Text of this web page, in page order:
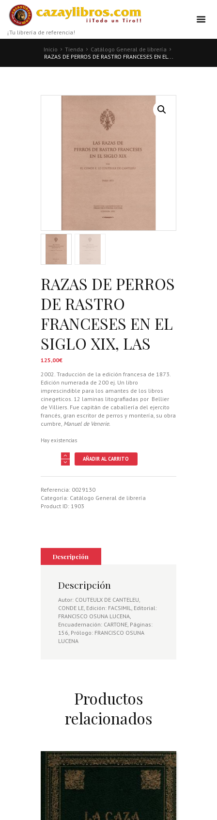
¡Tu librería de referencia!
Inicio Tienda
Catálogo General de librería
RAZAS DE PERROS DE RASTRO FRANCESES EN EL...
RAZAS DE PERROS
DE RASTRO
FRANCESES EN EL
SIGLO XIX, LAS
125,00€
2002. Traducción de la edición francesa de 1873.
Edición numerada de 200 ej. Un libro
imprescindible para los amantes de los libros
cinegeticos. 12 laminas litografiadas por Bellier
de Villiers. Fue capitán de caballería del ejercito
francés, gran escritor de perros y montería, su obra
cumbre, Manuel de Venerie.
Hay existencias
RASTRO
FRANCESES
EN
cantidad
AÑADIR AL CARRITO
Referencia: 0029130
Categoría: Catálogo General de librería
Product ID: 1903
Descripción
Descripción
Autor: COUTEULX DE CANTELEU,
CONDE LE, Edición: FACSIMIL, Editorial:
FRANCISCO OSUNA LUCENA,
Encuadernación: CARTONE, Páginas:
156, Prólogo: FRANCISCO OSUNA
LUCENA
Productos
relacionados